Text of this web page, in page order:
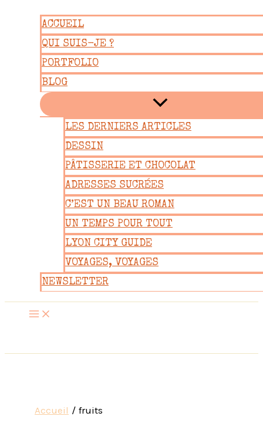
contenu
ACCUEIL
QUI SUIS-JE ?
PORTFOLIO
BLOG
LES DERNIERS ARTICLES
DESSIN
PÂTISSERIE ET CHOCOLAT
ADRESSES SUCRÉES
C’EST UN BEAU ROMAN
UN TEMPS POUR TOUT
LYON CITY GUIDE
VOYAGES, VOYAGES
NEWSLETTER
Accueil fruits